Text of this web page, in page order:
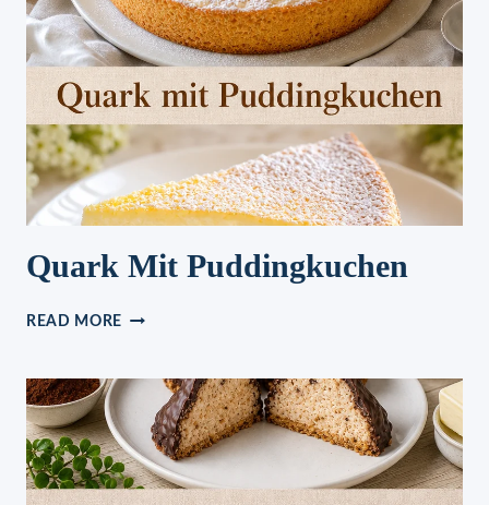
RADITION T
RIFFT G
ESCHMACK
Quark Mit Puddingkuchen
READ MORE QUARK